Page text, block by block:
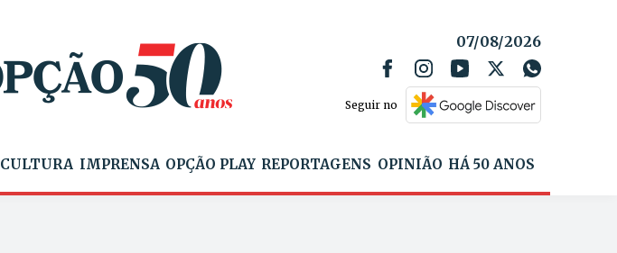
07/08/2026
Seguir no
CULTURA IMPRENSA OPÇÃO PLAY REPORTAGENS OPINIÃO HÁ 50 ANOS